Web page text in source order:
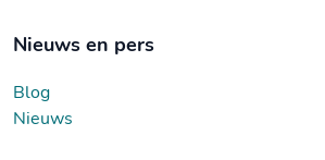
Nieuws en pers
Blog
Nieuws